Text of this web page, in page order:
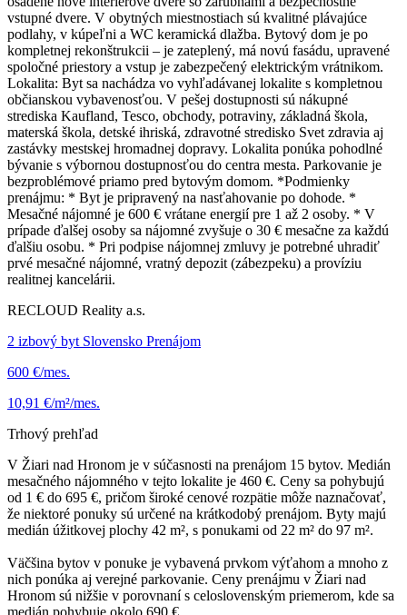
vstupné dvere. V obytných miestnostiach sú kvalitné plávajúce
podlahy, v kúpeľni a WC keramická dlažba. Bytový dom je po
kompletnej rekonštrukcii – je zateplený, má novú fasádu, upravené
spoločné priestory a vstup je zabezpečený elektrickým vrátnikom.
Lokalita: Byt sa nachádza vo vyhľadávanej lokalite s kompletnou
občianskou vybavenosťou. V pešej dostupnosti sú nákupné
strediska Kaufland, Tesco, obchody, potraviny, základná škola,
materská škola, detské ihriská, zdravotné stredisko Svet zdravia aj
zastávky mestskej hromadnej dopravy. Lokalita ponúka pohodlné
bývanie s výbornou dostupnosťou do centra mesta. Parkovanie je
bezproblémové priamo pred bytovým domom. *Podmienky
prenájmu: * Byt je pripravený na nasťahovanie po dohode. *
Mesačné nájomné je 600 € vrátane energií pre 1 až 2 osoby. * V
prípade ďalšej osoby sa nájomné zvyšuje o 30 € mesačne za každú
ďalšiu osobu. * Pri podpise nájomnej zmluvy je potrebné uhradiť
prvé mesačné nájomné, vratný depozit (zábezpeku) a províziu
realitnej kancelárii.
RECLOUD Reality a.s.
2 izbový byt Slovensko Prenájom
600 €/mes.
10,91 €/m²/mes.
Trhový prehľad
V Žiari nad Hronom je v súčasnosti na prenájom 15 bytov. Medián
mesačného nájomného v tejto lokalite je 460 €. Ceny sa pohybujú
od 1 € do 695 €, pričom široké cenové rozpätie môže naznačovať,
že niektoré ponuky sú určené na krátkodobý prenájom. Byty majú
medián úžitkovej plochy 42 m², s ponukami od 22 m² do 97 m².
Väčšina bytov v ponuke je vybavená prvkom výťahom a mnoho z
nich ponúka aj verejné parkovanie. Ceny prenájmu v Žiari nad
Hronom sú nižšie v porovnaní s celoslovenským priemerom, kde sa